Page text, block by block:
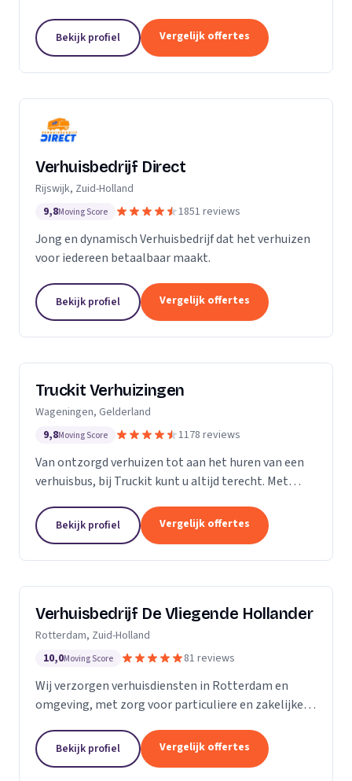
opslag van inboedel, de- en montageservice,...
Bekijk profiel Vergelijk offertes
Verhuisbedrijf Direct
Rijswijk, Zuid-Holland
9,8Moving Score 1851 reviews
Jong en dynamisch Verhuisbedrijf dat het verhuizen
voor iedereen betaalbaar maakt.
Bekijk profiel Vergelijk offertes
Truckit Verhuizingen
Wageningen, Gelderland
9,8Moving Score 1178 reviews
Van ontzorgd verhuizen tot aan het huren van een
verhuisbus, bij Truckit kunt u altijd terecht. Met
klanten geholpen door heel Nederland.
Bekijk profiel Vergelijk offertes
Verhuisbedrijf De Vliegende Hollander
Rotterdam, Zuid-Holland
10,0Moving Score 81 reviews
Wij verzorgen verhuisdiensten in Rotterdam en
omgeving, met zorg voor particuliere en zakelijke
Bekijk profiel Vergelijk offertes